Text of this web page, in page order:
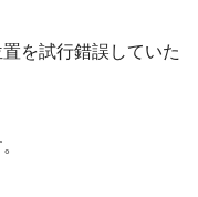
を試行錯誤していた